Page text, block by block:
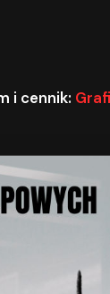
i cennik: